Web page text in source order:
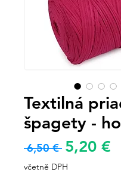
Textilná
špagety -
6,50 € Běžná
cena
5,20 €
včetně DPH